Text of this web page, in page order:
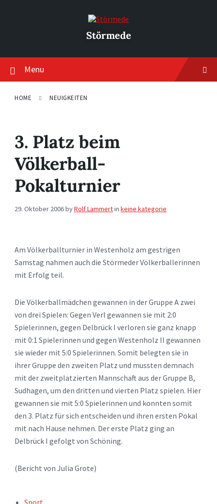
Störmede
Menu
HOME NEUIGKEITEN
3. Platz beim
Völkerball-
Pokalturnier
29. Oktober 2006byRolf Lammertin keine kategorie
Am Völkerballturnier in Westenholz am gestrigen
Samstag nahmen auch die Störmeder Völkerballerinnen
mit Erfolg teil.
Die Völkerballmädchen gewannen in der Gruppe A zwei
von drei Spielen: Gegen Verl gewannen sie mit 2:0
Spielerinnen, gegen Delbrück I verloren sie ganz knapp
mit 0:1 Spielerinnen und gegen Westenholz II gewannen
sie wieder mit 5:0 Spielerinnen. Somit belegten sie in
ihrer Gruppe den zweiten Platz und mussten demnach
mit der zweitplatzierten Mannschaft aus der Gruppe B,
Sudhagen, um den dritten und vierten Platz spielen. Hier
gewannen sie mit 5:0 Spielerinnen und konnten somit
den 3. Platz für sich entscheiden und ihren ersten Pokal
mit nach Hause nehmen. Der erste Platz ging an
Delbrück I gefolgt von Schöning.
(Bericht von Julia Grote)
TAGS:Sport